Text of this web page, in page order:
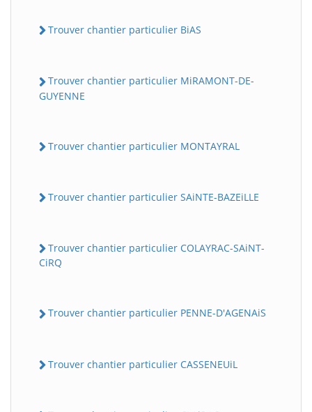
Trouver chantier particulier BiAS
Trouver chantier particulier MiRAMONT-DE-
GUYENNE
Trouver chantier particulier MONTAYRAL
Trouver chantier particulier SAiNTE-BAZEiLLE
Trouver chantier particulier COLAYRAC-SAiNT-
CiRQ
Trouver chantier particulier PENNE-D'AGENAiS
Trouver chantier particulier CASSENEUiL